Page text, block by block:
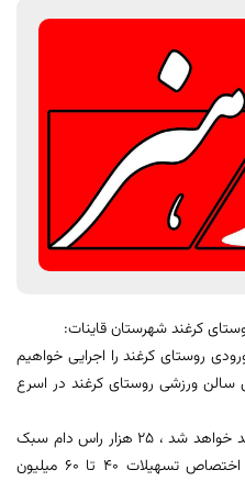
کرغند شهرستان قاینات:
پروژه ورودی روستای کرغند را اجرایی خواهیم
سالن ورزشی روستای کرغند در اسرع
?با تفاهم‌نامه‌ای که با بنیاد برکت منعقد خواهد شد ، ۲۵ هزار راس دام سبک
مولد و ده هزار نفر شتر در استان با اختصاص تسهیلات ۴۰ تا ۶۰ میلیون